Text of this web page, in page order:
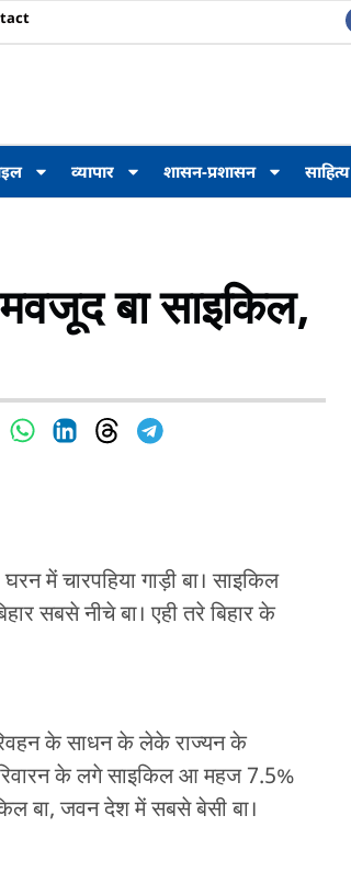
व्यापार शासन-प्रशासन साहित्य
बा साइकिल,
में चारपहिया गाड़ी बा। साइकिल
सबसे नीचे बा। एही तरे बिहार के
के साधन के लेके राज्यन के
के लगे साइकिल आ महज 7.5%
बा, जवन देश में सबसे बेसी बा।